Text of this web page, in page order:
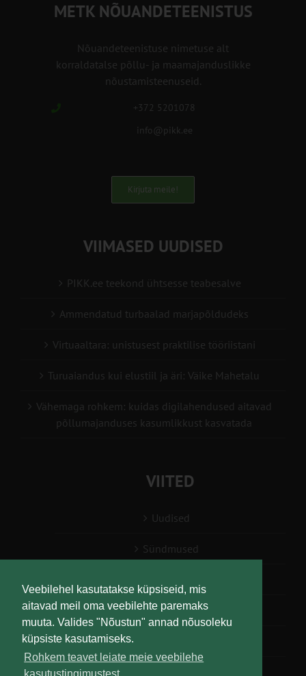
Veebilehel kasutatakse küpsiseid, mis
aitavad meil oma veebilehte paremaks
muuta. Valides "Nõustun" annad nõusoleku
küpsiste kasutamiseks.
Rohkem teavet leiate meie veebilehe
METK NÕUANDETEENISTUS
Nõuandeteenistuse nimetuse alt
korraldatalse põllu- ja maamajanduslikke
nõustamisteenuseid.
+372 5201078
info@pikk.ee
Kirjuta meile!
VIIMASED UUDISED
PIKK.ee teekond ühtsesse teabesalve
Ammendatud turbaalad marjapõldudeks
Virtuaaltara: unistusest praktilise tööriistani
Turuaiandus kui elustiil ja äri: Väike Mahetalu
Vähemaga rohkem: kuidas digilahendused aitavad
põllumajanduses kasumlikkust kasvatada
VIITED
Uudised
Sündmused
Teabesalv
Liitu uudiskirjaga